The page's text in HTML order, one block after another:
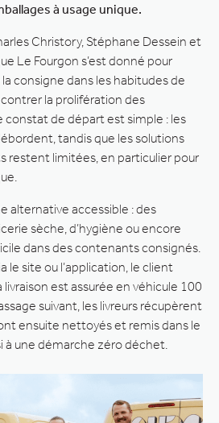
à usage unique.
Christory, Stéphane Dessein et
Le Fourgon s’est donné pour
consigne dans les habitudes de
la prolifération des
constat de départ est simple : les
tandis que les solutions
restent limitées, en particulier pour
alternative accessible : des
sèche, d’hygiène ou encore
dans des contenants consignés.
le site ou l’application, le client
est assurée en véhicule 100
suivant, les livreurs récupèrent
ensuite nettoyés et remis dans le
à une démarche zéro déchet.